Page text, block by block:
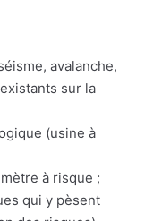
avalanche,
sur la
(usine à
à risque ;
qui y pèsent